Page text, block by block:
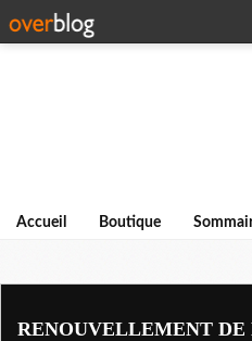
Accueil Boutique
RENOUVELLEMENT